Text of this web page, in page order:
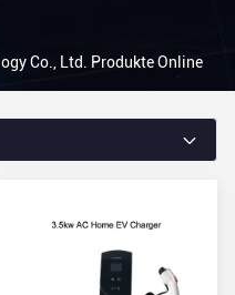
Co., Ltd. Produkte Online